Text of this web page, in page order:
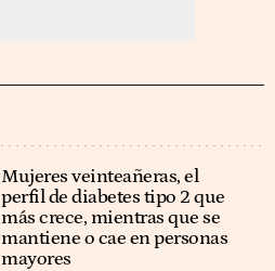
Mujeres veinteañeras, el
perfil de diabetes tipo 2 que
más crece, mientras que se
mantiene o cae en personas
mayores